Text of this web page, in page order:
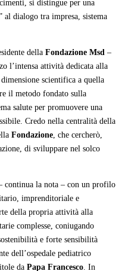
si distingue per una
al dialogo tra impresa, sistema
della Fondazione Msd –
l’intensa attività dedicata alla
scientifica a quella
il metodo fondato sulla
salute per promuovere una
Credo nella centralità della
Fondazione , che cercherò,
di sviluppare nel solco
continua la nota – con un profilo
imprenditoriale e
della propria attività alla
complesse, coniugando
e forte sensibilità
dell’ospedale pediatrico
da Papa Francesco . In